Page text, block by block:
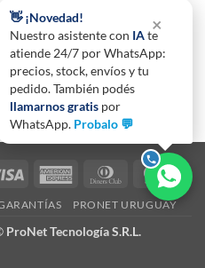
C a compatible con iPhone
Visa
American
Dinners
Club
PRONET URUGUAY
ProNet Tecnología S.R.L.
×
👋 ¡Novedad!
Nuestro asistente con IAte
atiende 24/7 por WhatsApp:
precios, stock, envíos y tu
pedido. También podés
llamarnos gratis por
WhatsApp. Probalo 💬